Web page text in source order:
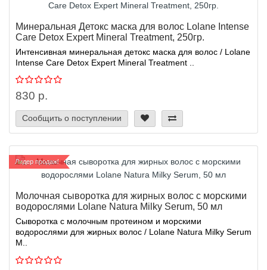
Минеральная Детокс маска для волос Lolane Intense
Care Detox Expert Mineral Treatment, 250гр.
Интенсивная минеральная детокс маска для волос / Lolane
Intense Care Detox Expert Mineral Treatment ..
830 р.
Сообщить о поступлении
Лидер продаж!
Молочная сыворотка для жирных волос с морскими
водорослями Lolane Natura Milky Serum, 50 мл
Сыворотка с молочным протеином и морскими
водорослями для жирных волос / Lolane Natura Milky Serum
М..